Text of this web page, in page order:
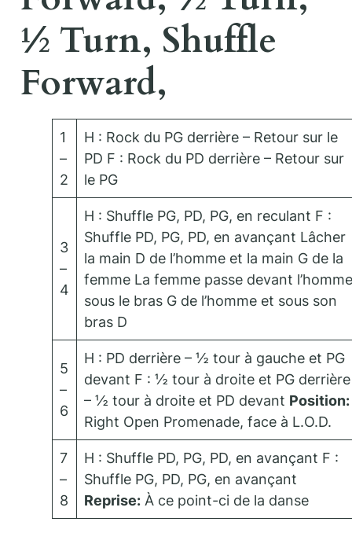
½ Turn, Shuffle
Forward,
1
–
2
H : Rock du PG derrière – Retour sur le
PD F : Rock du PD derrière – Retour sur
le PG
3
–
4
H : Shuffle PG, PD, PG, en reculant F :
Shuffle PD, PG, PD, en avançant Lâcher
la main D de l’homme et la main G de la
femme La femme passe devant l’homme
sous le bras G de l’homme et sous son
bras D
5
–
6
H : PD derrière – ½ tour à gauche et PG
devant F : ½ tour à droite et PG derrière
– ½ tour à droite et PD devant Position:
Right Open Promenade, face à L.O.D.
7
–
8
H : Shuffle PD, PG, PD, en avançant F :
Shuffle PG, PD, PG, en avançant
Reprise: À ce point-ci de la danse